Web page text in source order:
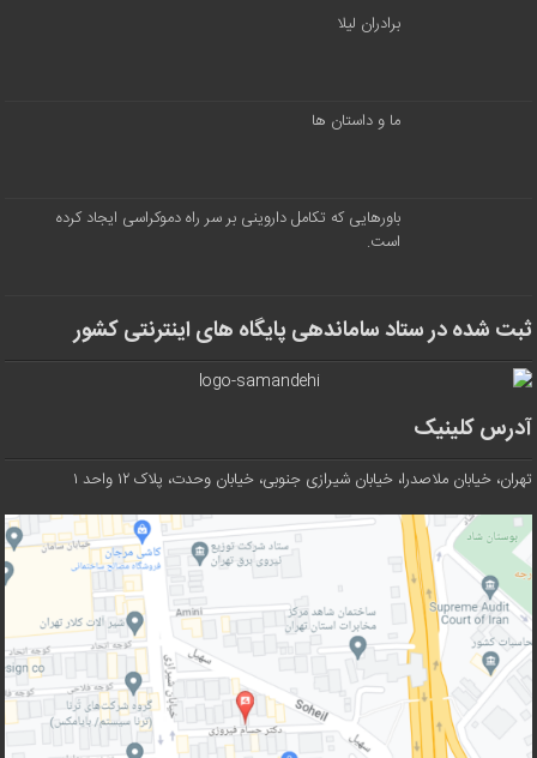
برادران لیلا
ما و داستان ها
باورهایی که تکامل داروینی بر سر راه دموکراسی ایجاد کرده
است.
ثبت شده در ستاد ساماندهی پایگاه های اینترنتی کشور
آدرس کلینیک
تهران، خیابان ملاصدرا، خیابان شیرازی جنوبی، خیابان وحدت، پلاک ۱۲ واحد ۱